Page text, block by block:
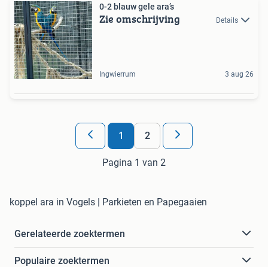
0-2 blauw gele ara’s
Zie omschrijving Details
Ingwierrum 3 aug 26
1 2
Pagina 1 van 2
koppel ara in Vogels | Parkieten en Papegaaien
Gerelateerde zoektermen
Populaire zoektermen